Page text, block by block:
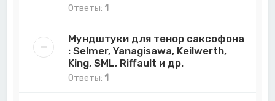
Ответы: 1
Мундштуки для тенор саксофона
: Selmer, Yanagisawa, Keilwerth,
King, SML, Riffault и др.
Ответы: 1